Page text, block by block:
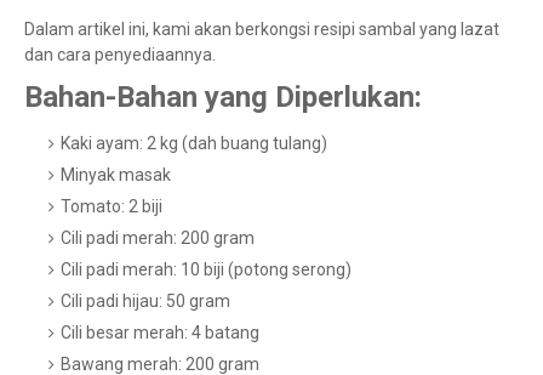
Dalam artikel ini, kami akan berkongsi resipi sambal yang lazat
dan cara penyediaannya.
Bahan-Bahan yang Diperlukan:
Kaki ayam: 2 kg (dah buang tulang)
Minyak masak
Tomato: 2 biji
Cili padi merah: 200 gram
Cili padi merah: 10 biji (potong serong)
Cili padi hijau: 50 gram
Cili besar merah: 4 batang
Bawang merah: 200 gram